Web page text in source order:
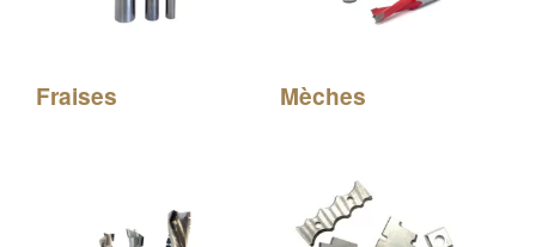
Fraises Mèches